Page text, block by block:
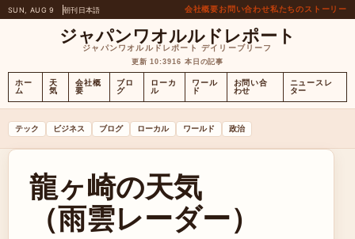
SUN, AUG 9 朝刊日本語 会社概要お問い合わせ私たちのストーリー
ジャパンワオルルドレポート
ジャパンワオルルドレポート デイリーブリーフ
更新 10:3916 本日の記事
ホー
ム
天
気
会社概
要
ブロ
グ
ローカ
ル
ワール
ド
お問い合
わせ
ニュースレ
ター
テック ビジネス ブログ ローカル ワールド 政治
龍ヶ崎の天気
（雨雲レーダー）